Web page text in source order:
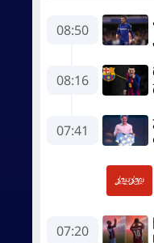
08:50
08:16
07:41
07:20